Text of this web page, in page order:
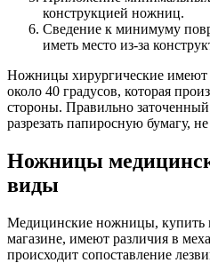
конструкцией ножниц.
Сведение к минимуму
иметь место из-за
Ножницы хирургические имеют
около 40 градусов, которая
стороны. Правильно
разрезать папиросную бумагу,
Ножницы
виды
Медицинские ножницы, купить
магазине, имеют различия в
происходит сопоставление